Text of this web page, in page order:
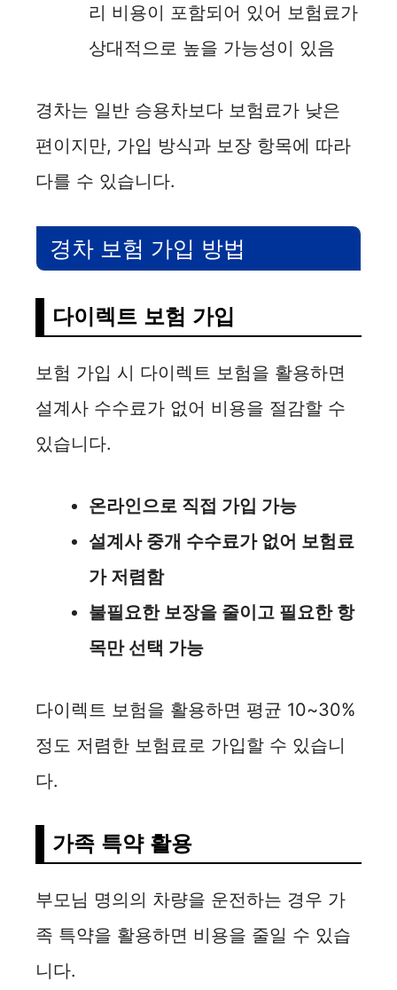
리 비용이 포함되어 있어 보험료가
상대적으로 높을 가능성이 있음
경차는 일반 승용차보다 보험료가 낮은
편이지만, 가입 방식과 보장 항목에 따라
다를 수 있습니다.
경차 보험 가입 방법
다이렉트 보험 가입
보험 가입 시 다이렉트 보험을 활용하면
설계사 수수료가 없어 비용을 절감할 수
있습니다.
온라인으로 직접 가입 가능
설계사 중개 수수료가 없어 보험료
가 저렴함
불필요한 보장을 줄이고 필요한 항
목만 선택 가능
다이렉트 보험을 활용하면 평균 10~30%
정도 저렴한 보험료로 가입할 수 있습니
다.
가족 특약 활용
부모님 명의의 차량을 운전하는 경우 가
족 특약을 활용하면 비용을 줄일 수 있습
니다.